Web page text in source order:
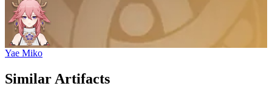
Yae Miko
Similar Artifacts